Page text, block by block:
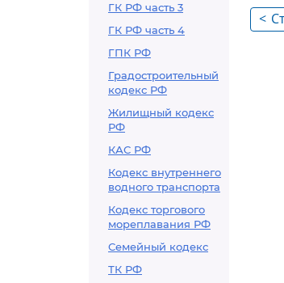
ГК РФ часть 3
ГК РФ часть 4
ГПК РФ
Градостроительный
кодекс РФ
Жилищный кодекс
РФ
КАС РФ
Кодекс внутреннего
водного транспорта
Кодекс торгового
мореплавания РФ
Семейный кодекс
ТК РФ
<